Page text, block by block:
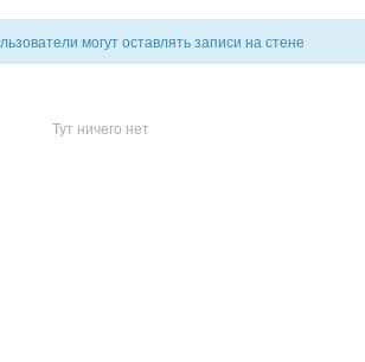
могут оставлять записи на стене
Тут ничего нет